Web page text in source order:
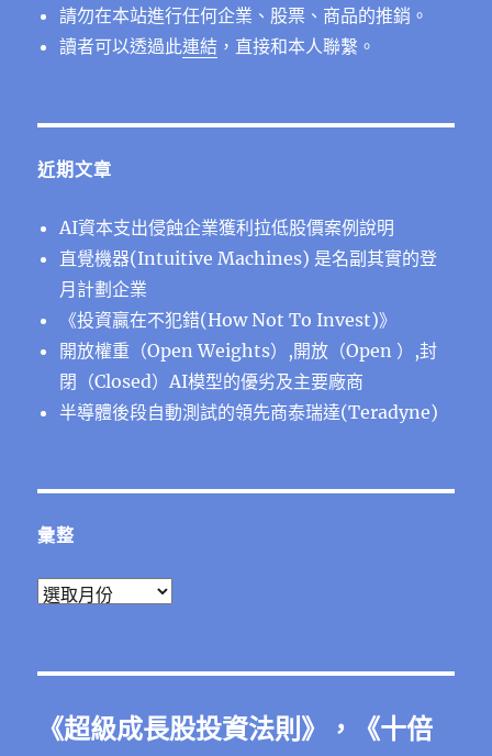
請勿在本站進行任何企業、股票、商品的推銷。
讀者可以透過此連結 ，直接和本人聯繫。
近期文章
AI資本支出侵蝕企業獲利拉低股價案例說明
直覺機器(Intuitive Machines) 是名副其實的登
月計劃企業
《投資贏在不犯錯(How Not To Invest)》
開放權重（Open Weights）,開放（Open ）,封
閉（Closed）AI模型的優劣及主要廠商
半導體後段⾃動測試的領先商泰瑞達(Teradyne)
彙整
彙
《超級成長股投資法則 》，《十倍